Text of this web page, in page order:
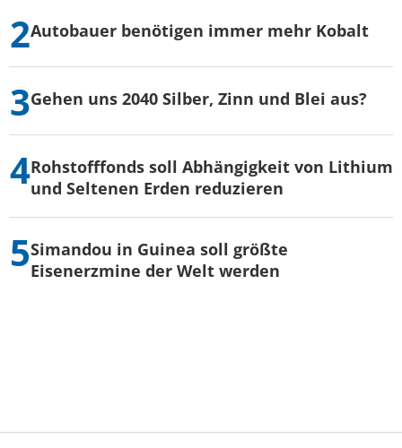
Autobauer benötigen immer mehr Kobalt
Gehen uns 2040 Silber, Zinn und Blei aus?
Rohstofffonds soll Abhängigkeit von Lithium
und Seltenen Erden reduzieren
Simandou in Guinea soll größte
Eisenerzmine der Welt werden